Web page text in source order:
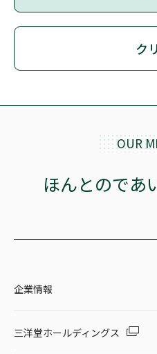
ク
OUR
ほんとのであ
企業情報
三洋堂ホールディングス